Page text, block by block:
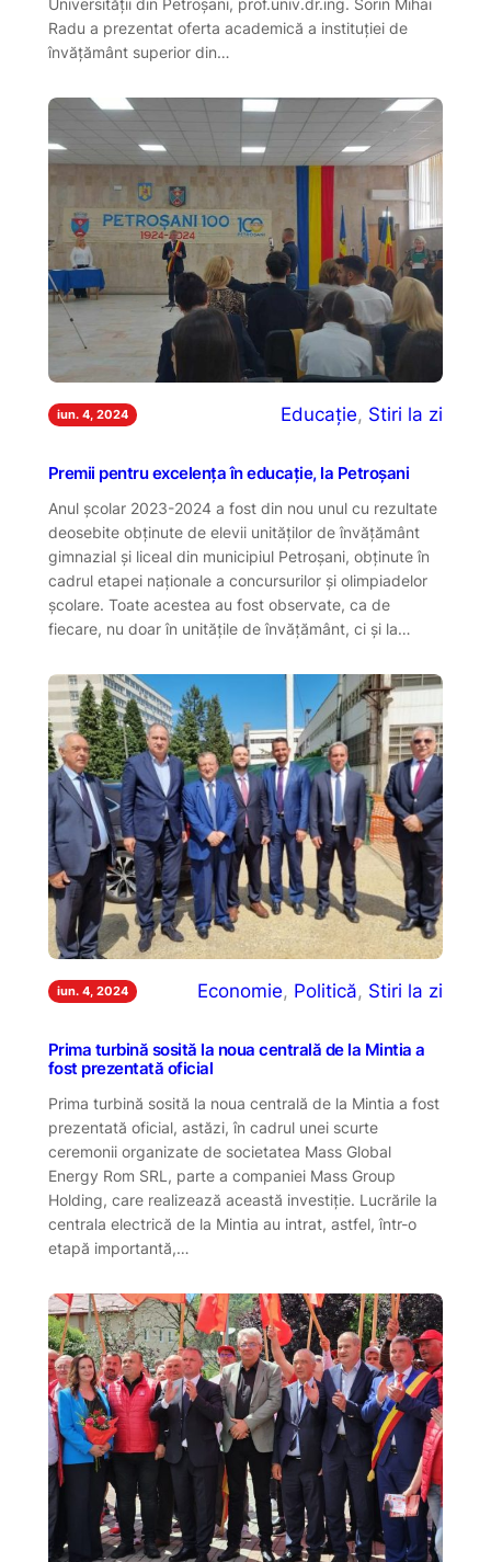
Universității din Petroșani, prof.univ.dr.ing. Sorin Mihai
Radu a prezentat oferta academică a instituției de
învățământ superior din…
iun. 4, 2024 Educație, Stiri la zi
Premii pentru excelența în educație, la Petroșani
Anul școlar 2023-2024 a fost din nou unul cu rezultate
deosebite obținute de elevii unităților de învățământ
gimnazial și liceal din municipiul Petroșani, obținute în
cadrul etapei naționale a concursurilor și olimpiadelor
școlare. Toate acestea au fost observate, ca de
fiecare, nu doar în unitățile de învățământ, ci și la…
iun. 4, 2024 Economie, Politică, Stiri la zi
Prima turbină sosită la noua centrală de la Mintia a
fost prezentată oficial
Prima turbină sosită la noua centrală de la Mintia a fost
prezentată oficial, astăzi, în cadrul unei scurte
ceremonii organizate de societatea Mass Global
Energy Rom SRL, parte a companiei Mass Group
Holding, care realizează această investiție. Lucrările la
centrala electrică de la Mintia au intrat, astfel, într-o
etapă importantă,…